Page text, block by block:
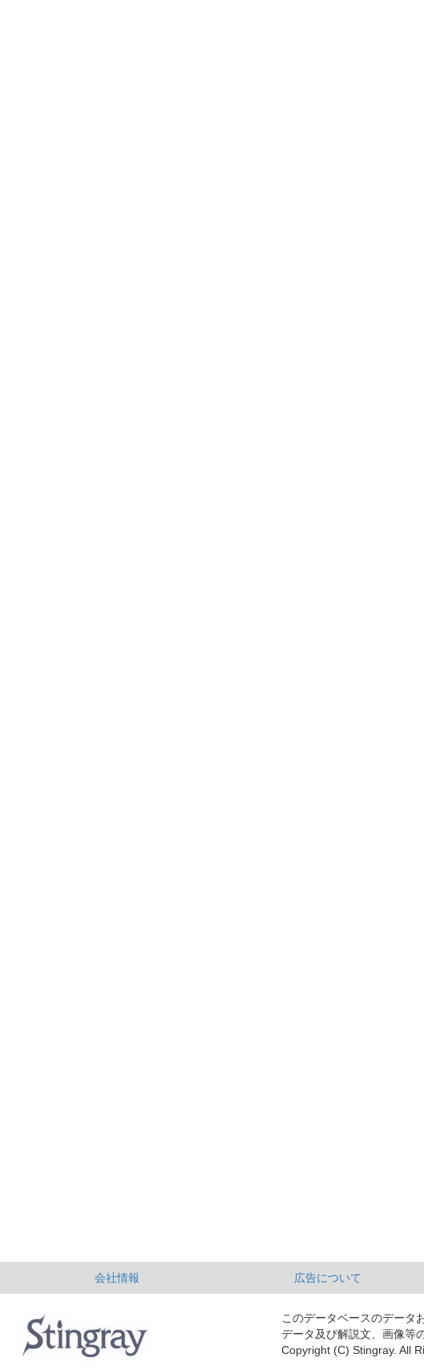
会社情報 広告について
このデータベースのデータ
データ及び解説文、画像等
Copyright (C) Stingray. All